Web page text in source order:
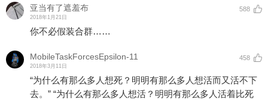
亚当有了遮羞布
2018年1月21日
588
你不必假装合群……
MobileTaskForcesEpsilon-11
2018年3月11日
458
“为什么有那么多人想死？明明有那么多人想活而又活不下
去。” “为什么有那么多人想活？明明有那么多人活着比死